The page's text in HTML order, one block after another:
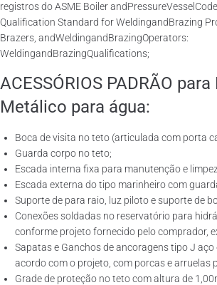
registros do ASME Boiler
Qualification Standard for WeldingandBrazing
Brazers, andWeldingandBrazingOperators:
WeldingandBrazingQualifications;
ACESSÓRIOS PADRÃO
Metálico para água:
Boca de visita no teto (articulada com porta
Guarda corpo no teto;
Escada interna fixa para manutenção e
Escada externa do tipo marinheiro com
Suporte de para raio, luz piloto e suporte de
Conexões soldadas no reservatório para
conforme projeto fornecido pelo comprador,
Sapatas e Ganchos de ancoragens tipo J
acordo com o projeto, com porcas e arruelas
Grade de proteção no teto com altura de